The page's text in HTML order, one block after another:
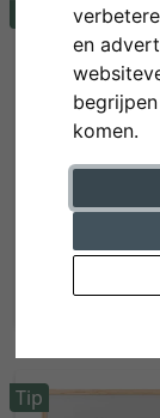
en
komen.
vanaf €
Tip